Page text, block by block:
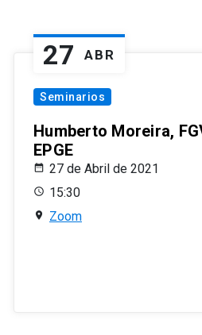
27 ABR
Seminarios
Humberto Moreira,
EPGE
27 de Abril de 2021
15:30
Zoom